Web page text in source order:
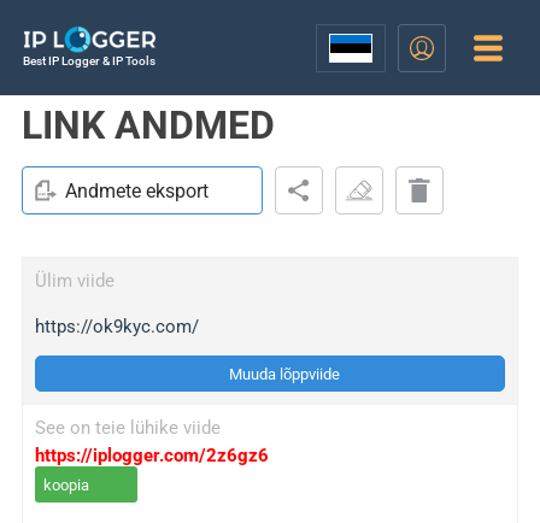
Best IP Logger & IP Tools
LINK ANDMED
Andmete eksport
Ülim viide
https://ok9kyc.com/
Muuda lõppviide
See on teie lühike viide
https://iplogger.com/2z6gz6
koopia